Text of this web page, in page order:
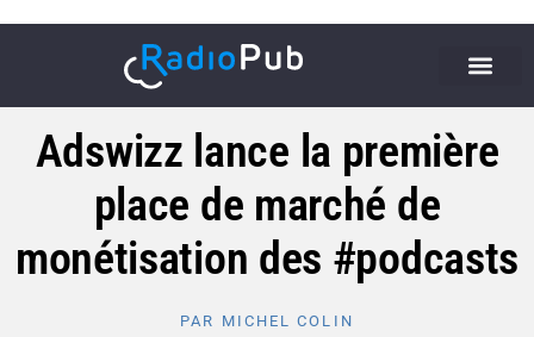
Adswizz lance la première
place de marché de
monétisation des #podcasts
PAR MICHEL COLIN